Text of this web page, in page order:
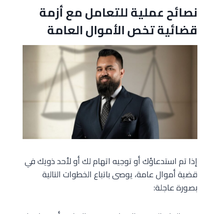
نصائح عملية للتعامل مع أزمة
قضائية تخص الأموال العامة
إذا تم استدعاؤك أو توجيه اتهام لك أو لأحد ذويك في
قضية أموال عامة، يوصى باتباع الخطوات التالية
بصورة عاجلة: